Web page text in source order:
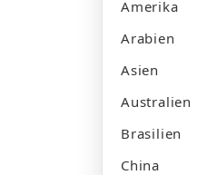
Amerika
Arabien
Asien
Australien
Brasilien
China